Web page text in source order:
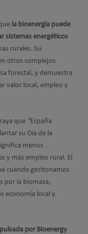
la bioenergía puede
sistemas energéticos
rurales. Su
otros complejos
forestal, y demuestra
valor local, empleo y
que “España
su Día de la
menos
y más empleo rural. El
cuando gestionamos
por la biomasa,
economía local y
por Bioenergy